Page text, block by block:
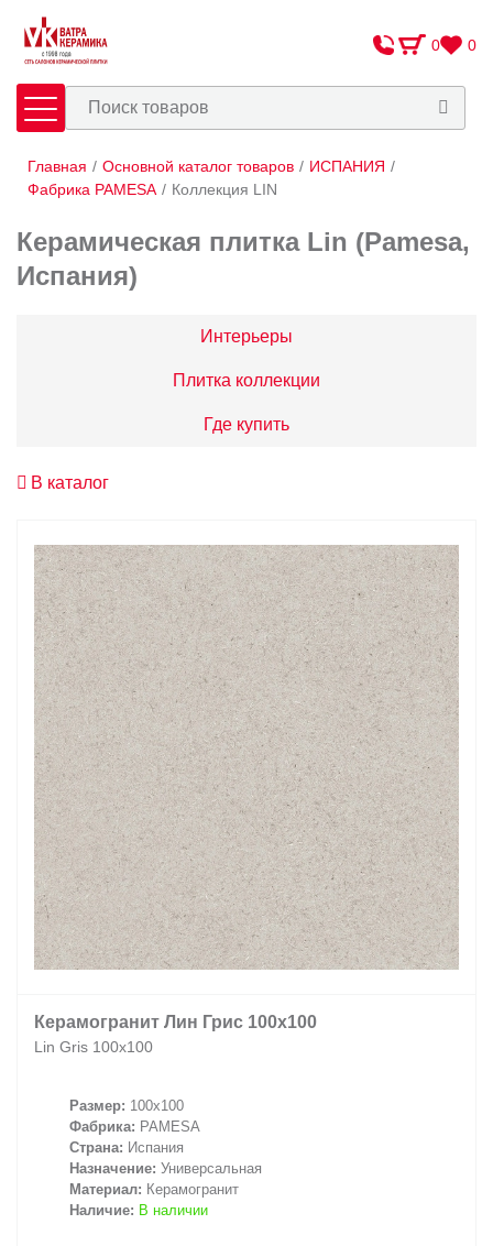
0 0
Плитка Сантехника
Оплата и доставка
Сотрудничество
Адреса салонов
+7 (495) 532-06-30 internet@kdv.ru
Заказать звонок
Главная / Основной каталог товаров / ИСПАНИЯ /
Фабрика PAMESA / Коллекция LIN
Керамическая плитка Lin (Pamesa,
Испания)
Интерьеры
Плитка коллекции
Где купить
В каталог
Керамогранит Лин Грис 100x100
Lin Gris 100x100
Размер: 100x100
Фабрика: PAMESA
Страна: Испания
Назначение: Универсальная
Материал: Керамогранит
Наличие: В наличии